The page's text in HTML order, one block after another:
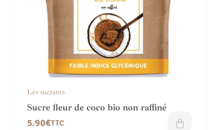
Les sucrants
Sucre fleur de coco bio non raffiné
5.90€TTC